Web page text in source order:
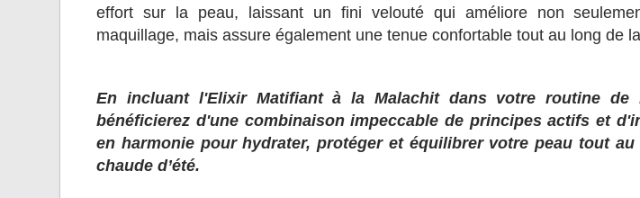
effort sur la peau, laissant un fini velouté qui améliore non
maquillage, mais assure également une tenue confortable tout au long de
En incluant l'Elixir Matifiant à la Malachit dans votre routine de
bénéficierez d'une combinaison impeccable de principes actifs et
en harmonie pour hydrater, protéger et équilibrer votre peau tout
chaude d’été.